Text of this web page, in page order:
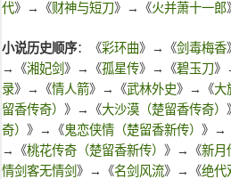
代》→《财神与短刀》→《火并萧十一郎
小说历史顺序：《彩环曲》→《剑毒梅香
→《湘妃剑 》→《孤星传》→《碧玉刀
录》→《情人箭》→《武林外史》→《大
留香传奇） 》→《大沙漠（楚留香传奇）
奇） 》→《鬼恋侠情（楚留香新传） 》→
→《桃花传奇（楚留香新传） 》→《新月
情剑客无情剑 》→《名剑风流》→《绝代